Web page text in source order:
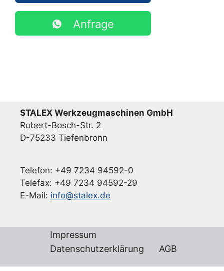
Anfrage
STALEX Werkzeugmaschinen GmbH
Robert-Bosch-Str. 2
D-75233 Tiefenbronn
Telefon: +49 7234 94592-0
Telefax: +49 7234 94592-29
E-Mail: info@stalex.de
Impressum
Datenschutzerklärung
AGB